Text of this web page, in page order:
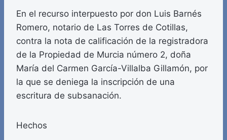
En el recurso interpuesto por don Luis Barnés
Romero, notario de Las Torres de Cotillas,
contra la nota de calificación de la registradora
de la Propiedad de Murcia número 2, doña
María del Carmen García-Villalba Gillamón, por
la que se deniega la inscripción de una
escritura de subsanación.
Hechos